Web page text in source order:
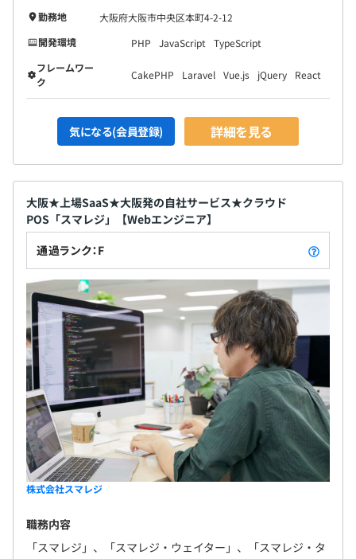
勤務地
大阪府大阪市中央区本町4-2-12
開発環境
PHP JavaScript
TypeScript
フレームワー
ク
CakePHP Laravel Vue.js jQuery React
気になる(会員登録) 詳細を見る
大阪★上場SaaS★大阪発の自社サービス★クラウド
POS「スマレジ」【Webエンジニア】
通過ランク：F
株式会社スマレジ
職務内容
「スマレジ」、「スマレジ・ウェイター」、「スマレジ・タ